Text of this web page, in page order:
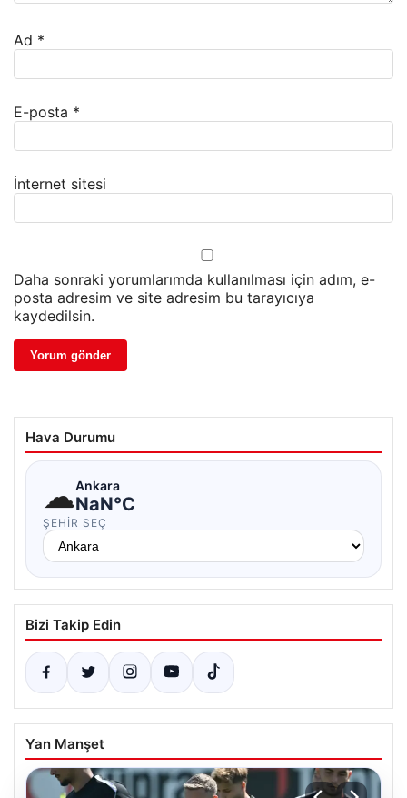
Ad *
E-posta *
İnternet sitesi
Daha sonraki yorumlarımda kullanılması için adım, e-
posta adresim ve site adresim bu tarayıcıya
kaydedilsin.
Hava Durumu
☁Ankara
NaN°C
ŞEHIR SEÇ
Bizi Takip Edin
Yan Manşet